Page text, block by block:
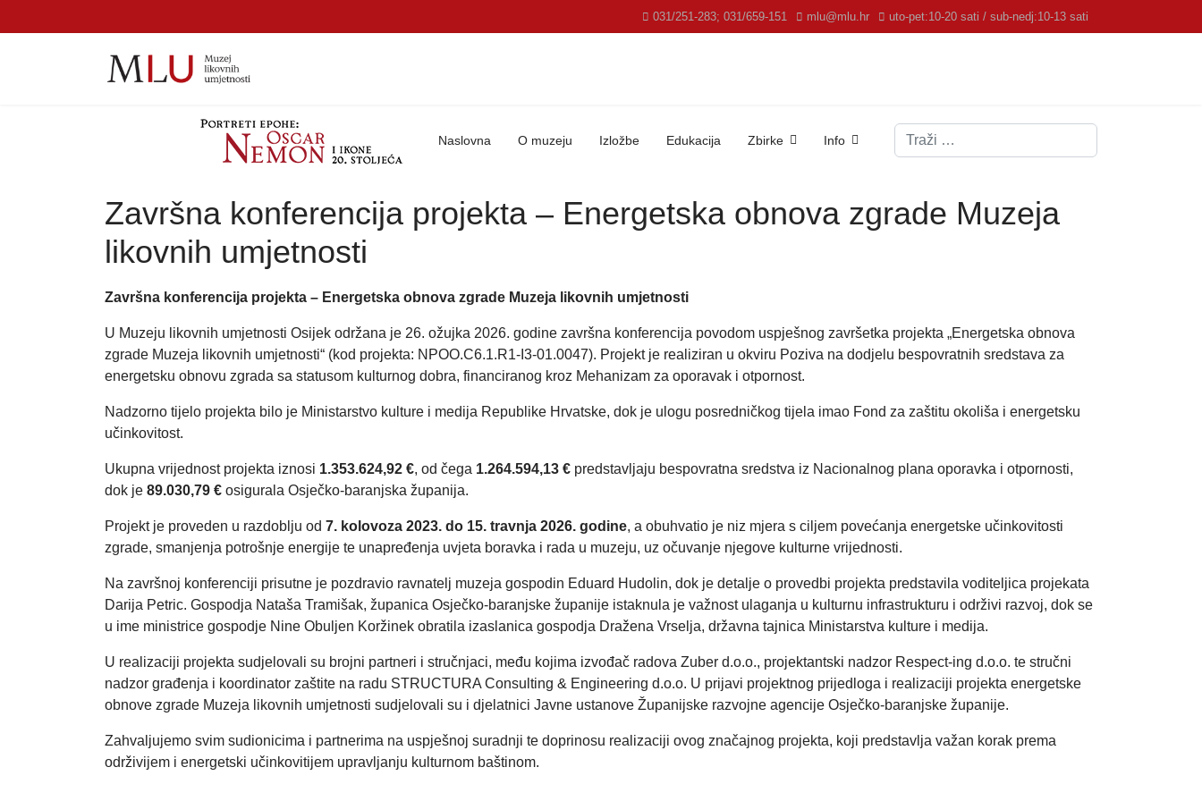
031/251-283; 031/659-151 mlu@mlu.hr uto-pet:10-20 sati / sub-nedj:10-13 sati
Naslovna O muzeju Izložbe Edukacija Zbirke Info Traži
Završna konferencija projekta – Energetska obnova zgrade Muzeja
likovnih umjetnosti
Završna konferencija projekta – Energetska obnova zgrade Muzeja likovnih umjetnosti
U Muzeju likovnih umjetnosti Osijek održana je 26. ožujka 2026. godine završna konferencija povodom uspješnog završetka projekta „Energetska obnova
zgrade Muzeja likovnih umjetnosti“ (kod projekta: NPOO.C6.1.R1-I3-01.0047). Projekt je realiziran u okviru Poziva na dodjelu bespovratnih sredstava za
energetsku obnovu zgrada sa statusom kulturnog dobra, financiranog kroz Mehanizam za oporavak i otpornost.
Nadzorno tijelo projekta bilo je Ministarstvo kulture i medija Republike Hrvatske, dok je ulogu posredničkog tijela imao Fond za zaštitu okoliša i energetsku
učinkovitost.
Ukupna vrijednost projekta iznosi 1.353.624,92 €, od čega 1.264.594,13 € predstavljaju bespovratna sredstva iz Nacionalnog plana oporavka i otpornosti,
dok je 89.030,79 € osigurala Osječko-baranjska županija.
Projekt je proveden u razdoblju od 7. kolovoza 2023. do 15. travnja 2026. godine, a obuhvatio je niz mjera s ciljem povećanja energetske učinkovitosti
zgrade, smanjenja potrošnje energije te unapređenja uvjeta boravka i rada u muzeju, uz očuvanje njegove kulturne vrijednosti.
Na završnoj konferenciji prisutne je pozdravio ravnatelj muzeja gospodin Eduard Hudolin, dok je detalje o provedbi projekta predstavila voditeljica projekata
Darija Petric. Gospodja Nataša Tramišak, županica Osječko-baranjske županije istaknula je važnost ulaganja u kulturnu infrastrukturu i održivi razvoj, dok se
u ime ministrice gospodje Nine Obuljen Koržinek obratila izaslanica gospodja Dražena Vrselja, državna tajnica Ministarstva kulture i medija.
U realizaciji projekta sudjelovali su brojni partneri i stručnjaci, među kojima izvođač radova Zuber d.o.o., projektantski nadzor Respect-ing d.o.o. te stručni
nadzor građenja i koordinator zaštite na radu STRUCTURA Consulting & Engineering d.o.o. U prijavi projektnog prijedloga i realizaciji projekta energetske
obnove zgrade Muzeja likovnih umjetnosti sudjelovali su i djelatnici Javne ustanove Županijske razvojne agencije Osječko-baranjske županije.
Zahvaljujemo svim sudionicima i partnerima na uspješnoj suradnji te doprinosu realizaciji ovog značajnog projekta, koji predstavlja važan korak prema
održivijem i energetski učinkovitijem upravljanju kulturnom baštinom.